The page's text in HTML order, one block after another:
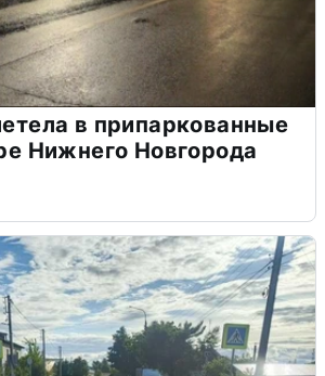
в припаркованные
Нижнего Новгорода